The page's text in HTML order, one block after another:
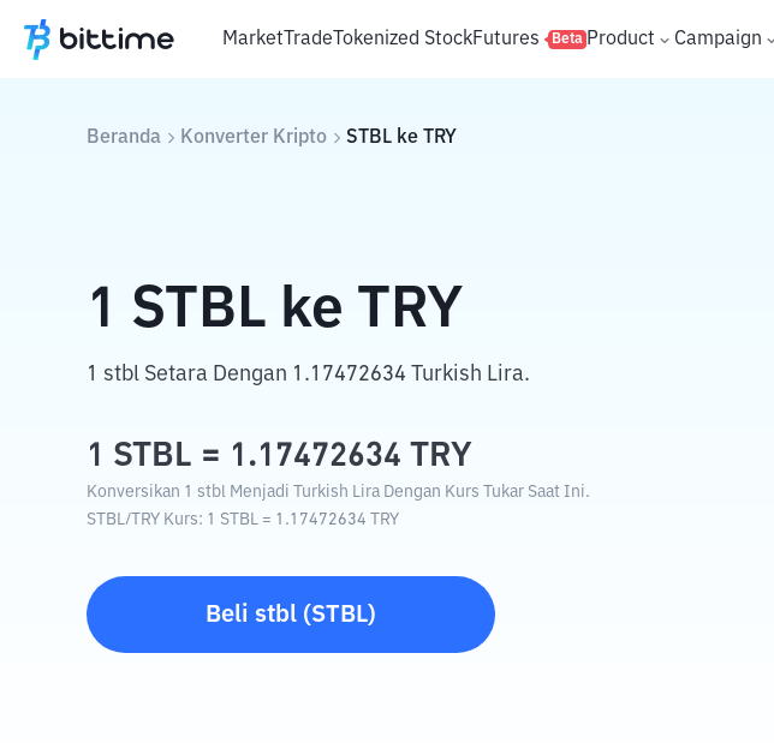
MarketTradeTokenized StockFutures Beta Product Campaign
Beranda Konverter Kripto STBL ke TRY
1 STBL ke TRY
1 stbl Setara Dengan 1.17472634 Turkish Lira.
1 STBL = 1.17472634 TRY
Konversikan 1 stbl Menjadi Turkish Lira Dengan Kurs Tukar Saat Ini.
STBL/ TRY Kurs: 1 STBL = 1.17472634 TRY
Beli stbl (STBL)